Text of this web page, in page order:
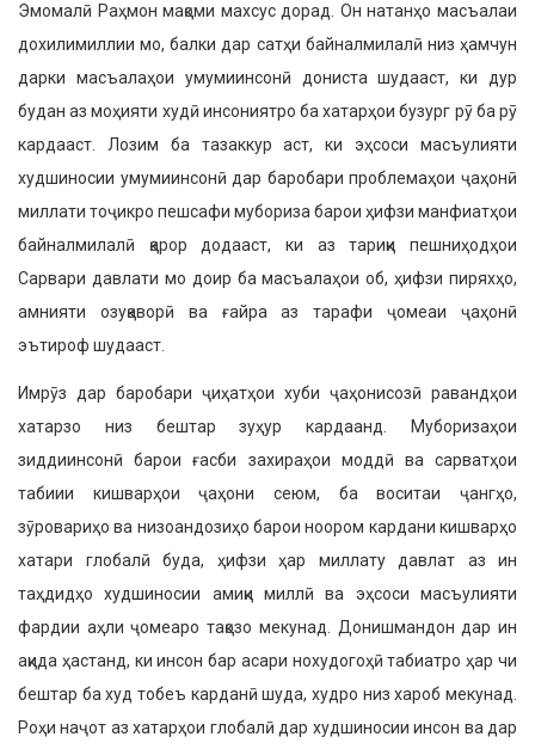
Эмомалӣ Раҳмон мақоми махсус дорад. Он натанҳо масъалаи
дохилимиллии мо, балки дар сатҳи байналмилалӣ низ ҳамчун
дарки масъалаҳои умумиинсонӣ дониста шудааст, ки дур
будан аз моҳияти худӣ инсониятро ба хатарҳои бузург рӯ ба рӯ
кардааст. Лозим ба тазаккур аст, ки эҳсоси масъулияти
худшиносии умумиинсонӣ дар баробари проблемаҳои ҷаҳонӣ
миллати тоҷикро пешсафи мубориза барои ҳифзи манфиатҳои
байналмилалӣ қарор додааст, ки аз тариқи пешниҳодҳои
Сарвари давлати мо доир ба масъалаҳои об, ҳифзи пиряхҳо,
амнияти озуқаворӣ ва ғайра аз тарафи ҷомеаи ҷаҳонӣ
эътироф шудааст.
Имрӯз дар баробари ҷиҳатҳои хуби ҷаҳонисозӣ равандҳои
хатарзо низ бештар зуҳур кардаанд. Муборизаҳои
зиддиинсонӣ барои ғасби захираҳои моддӣ ва сарватҳои
табиии кишварҳои ҷаҳони сеюм, ба воситаи ҷангҳо,
зӯровариҳо ва низоандозиҳо барои ноором кардани кишварҳо
хатари глобалӣ буда, ҳифзи ҳар миллату давлат аз ин
таҳдидҳо худшиносии амиқи миллӣ ва эҳсоси масъулияти
фардии аҳли ҷомеаро тақозо мекунад. Донишмандон дар ин
ақида ҳастанд, ки инсон бар асари нохудогоҳӣ табиатро ҳар чи
бештар ба худ тобеъ карданӣ шуда, худро низ хароб мекунад.
Роҳи наҷот аз хатарҳои глобалӣ дар худшиносии инсон ва дар